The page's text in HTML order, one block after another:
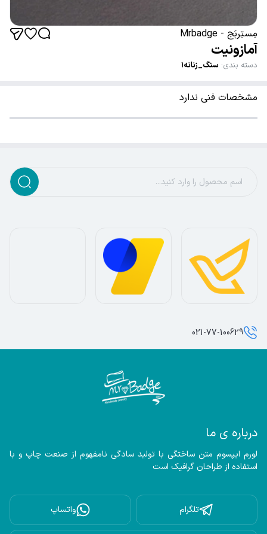
مِستِربَج - Mrbadge
آمازونیت
دسته بندی: سنگ_زنانه۱
مشخصات فنی ندارد
درباره ی ما
استفاده از طراحان گرافیک است
تلگرام واتساپ
021-77-100629